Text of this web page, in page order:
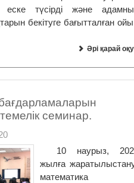
еске түсірді және
бекітуге бағытталған
Әрі қарай оқу
семинар.
10 наурыз,
жылға
математика